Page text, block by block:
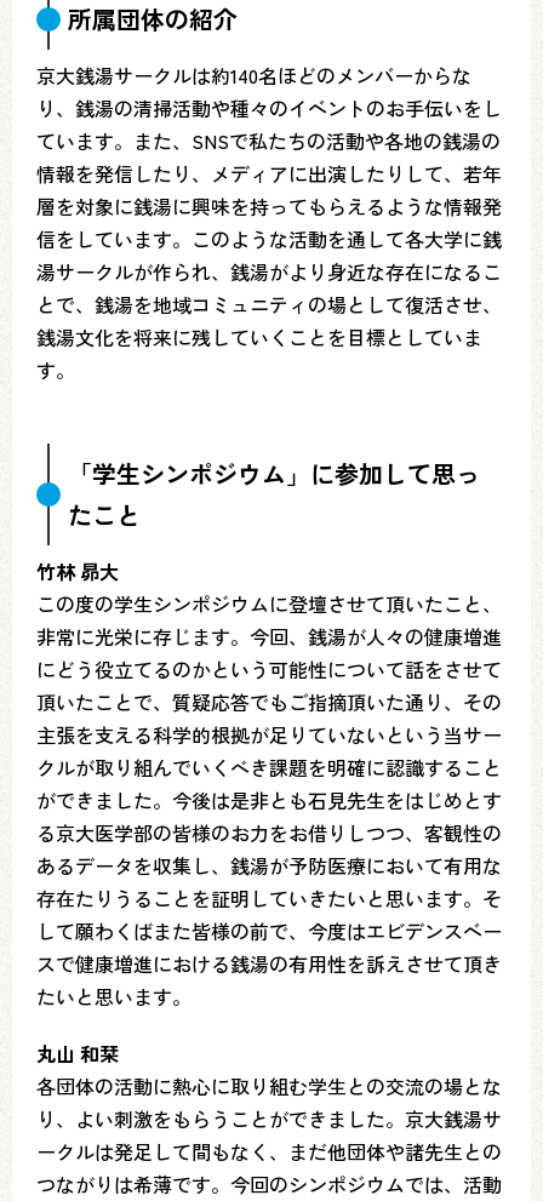
所属団体の紹介
京大銭湯サークルは約140名ほどのメンバーからな
り、銭湯の清掃活動や種々のイベントのお手伝いをし
ています。また、SNSで私たちの活動や各地の銭湯の
情報を発信したり、メディアに出演したりして、若年
層を対象に銭湯に興味を持ってもらえるような情報発
信をしています。このような活動を通して各大学に銭
湯サークルが作られ、銭湯がより身近な存在になるこ
とで、銭湯を地域コミュニティの場として復活させ、
銭湯文化を将来に残していくことを目標としていま
す。
「学生シンポジウム」に参加して思っ
たこと
竹林 昴大
この度の学生シンポジウムに登壇させて頂いたこと、
非常に光栄に存じます。今回、銭湯が人々の健康増進
にどう役立てるのかという可能性について話をさせて
頂いたことで、質疑応答でもご指摘頂いた通り、その
主張を支える科学的根拠が足りていないという当サー
クルが取り組んでいくべき課題を明確に認識すること
ができました。今後は是非とも石見先生をはじめとす
る京大医学部の皆様のお力をお借りしつつ、客観性の
あるデータを収集し、銭湯が予防医療において有用な
存在たりうることを証明していきたいと思います。そ
して願わくばまた皆様の前で、今度はエビデンスベー
スで健康増進における銭湯の有用性を訴えさせて頂き
たいと思います。
丸山 和栞
各団体の活動に熱心に取り組む学生との交流の場とな
り、よい刺激をもらうことができました。京大銭湯サ
ークルは発足して間もなく、まだ他団体や諸先生との
つながりは希薄です。今回のシンポジウムでは、活動